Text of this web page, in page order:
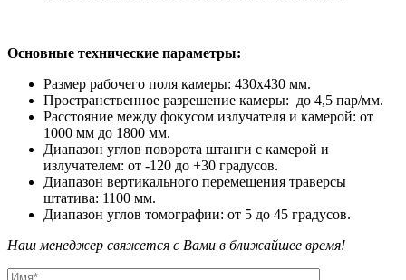
Основные технические параметры:
Размер рабочего поля камеры: 430х430 мм.
Пространственное разрешение камеры: до 4,5 пар/мм.
Расстояние между фокусом излучателя и камерой: от
1000 мм до 1800 мм.
Диапазон углов поворота штанги с камерой и
излучателем: от -120 до +30 градусов.
Диапазон вертикального перемещения траверсы
штатива: 1100 мм.
Диапазон углов томографии: от 5 до 45 градусов.
Наш менеджер свяжется с Вами в ближайшее время!